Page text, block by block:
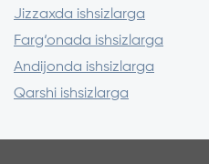
Jizzaxda ishsizlarga
Farg‘onada ishsizlarga
Andijonda ishsizlarga
Qarshi ishsizlarga